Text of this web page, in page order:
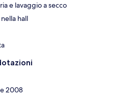
e lavaggio a secco
hall
2008